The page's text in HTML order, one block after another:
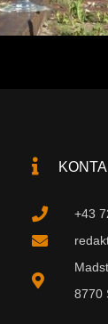
+43
8770